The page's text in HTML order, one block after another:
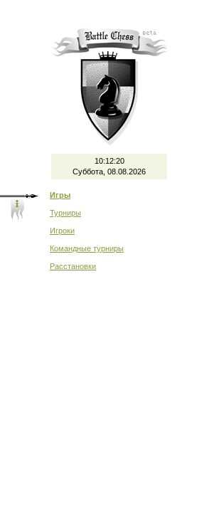
10:12:20
Суббота, 08.08.2026
Игры
Турниры
Игроки
Командные турниры
Расстановки